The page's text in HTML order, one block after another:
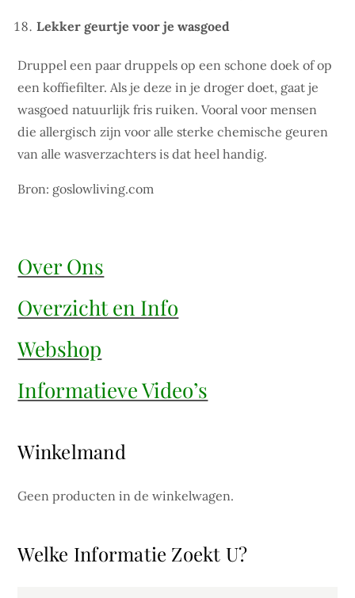
Lekker geurtje voor je wasgoed
Druppel een paar druppels op een schone doek of op
een koffiefilter. Als je deze in je droger doet, gaat je
wasgoed natuurlijk fris ruiken. Vooral voor mensen
die allergisch zijn voor alle sterke chemische geuren
van alle wasverzachters is dat heel handig.
Bron: goslowliving.com
Over Ons
Overzicht en Info
Webshop
Informatieve Video’s
Winkelmand
Geen producten in de winkelwagen.
Welke Informatie Zoekt U?